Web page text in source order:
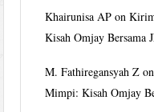
Khairunisa AP on
Kisah Omjay Bersama
M. Fathiregansyah Z
Mimpi: Kisah Omjay